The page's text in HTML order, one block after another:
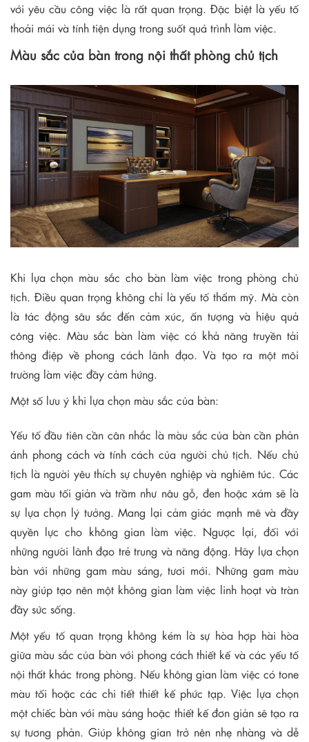
với yêu cầu công việc là rất quan trọng. Đặc biệt là yếu tố
thoải mái và tính tiện dụng trong suốt quá trình làm việc.
Màu sắc của bàn trong nội thất phòng chủ tịch
Khi lựa chọn màu sắc cho bàn làm việc trong phòng chủ
tịch. Điều quan trọng không chỉ là yếu tố thẩm mỹ. Mà còn
là tác động sâu sắc đến cảm xúc, ấn tượng và hiệu quả
công việc. Màu sắc bàn làm việc có khả năng truyền tải
thông điệp về phong cách lãnh đạo. Và tạo ra một môi
trường làm việc đầy cảm hứng.
Một số lưu ý khi lựa chọn màu sắc của bàn:
Yếu tố đầu tiên cần cân nhắc là màu sắc của bàn cần phản
ánh phong cách và tính cách của người chủ tịch. Nếu chủ
tịch là người yêu thích sự chuyên nghiệp và nghiêm túc. Các
gam màu tối giản và trầm như nâu gỗ, đen hoặc xám sẽ là
sự lựa chọn lý tưởng. Mang lại cảm giác mạnh mẽ và đầy
quyền lực cho không gian làm việc. Ngược lại, đối với
những người lãnh đạo trẻ trung và năng động. Hãy lựa chọn
bàn với những gam màu sáng, tươi mới. Những gam màu
này giúp tạo nên một không gian làm việc linh hoạt và tràn
đầy sức sống.
Một yếu tố quan trọng không kém là sự hòa hợp hài hòa
giữa màu sắc của bàn với phong cách thiết kế và các yếu tố
nội thất khác trong phòng. Nếu không gian làm việc có tone
màu tối hoặc các chi tiết thiết kế phức tạp. Việc lựa chọn
một chiếc bàn với màu sáng hoặc thiết kế đơn giản sẽ tạo ra
sự tương phản. Giúp không gian trở nên nhẹ nhàng và dễ